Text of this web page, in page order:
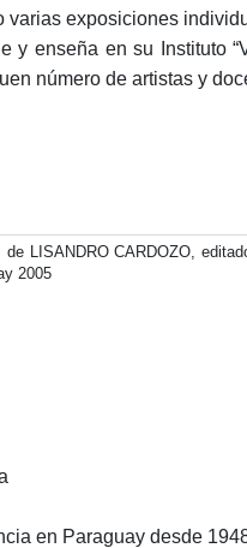
varias exposiciones
y enseña en su Instituto
número de artistas y
LISANDRO CARDOZO,
2005
en Paraguay desde